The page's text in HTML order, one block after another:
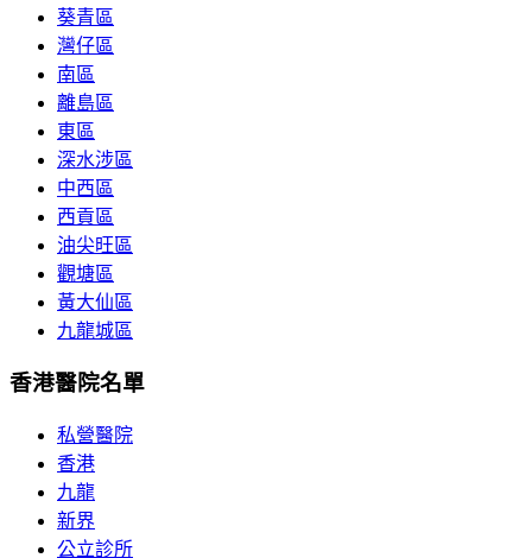
葵青區
灣仔區
南區
離島區
東區
深水涉區
中西區
西貢區
油尖旺區
觀塘區
黃大仙區
九龍城區
香港醫院名單
私營醫院
香港
九龍
新界
公立診所